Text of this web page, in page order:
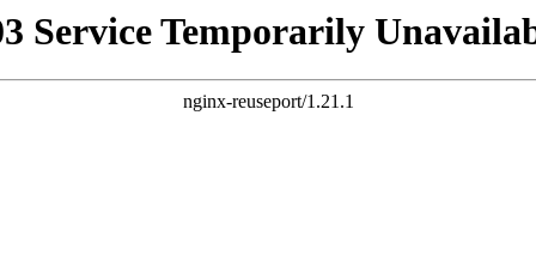
Service Temporarily
nginx-reuseport/1.21.1